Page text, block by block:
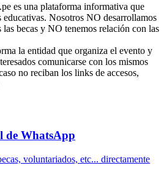
es una plataforma informativa que
educativas. Nosotros NO desarrollamos
becas y NO tenemos relación con las
la entidad que organiza el evento y
comunicarse con los mismos
no reciban los links de accesos,
de WhatsApp
voluntariados, etc... directamente